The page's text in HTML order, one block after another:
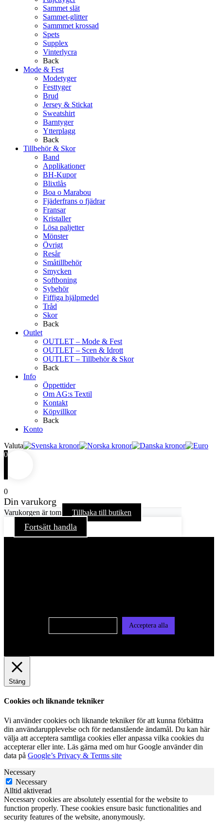
Sammet slät
Sammet-glitter
Sammmet krossad
Spets
Supplex
Vinterlycra
Back
Mode & Fest
Modetyger
Festtyger
Brud
Jersey & Stickat
Sweatshirt
Barntyger
Ytterplagg
Back
Tillbehör & Skor
Band
Applikationer
BH-Kupor
Blixtlås
Boa o Marabou
Fjäderfrans o fjädrar
Fransar
Kristaller
Lösa paljetter
Mönster
Övrigt
Resår
Småtillbehör
Smycken
Softboning
Sybehör
Fiffiga hjälpmedel
Tråd
Skor
Back
Outlet
OUTLET – Mode & Fest
OUTLET – Scen & Idrott
OUTLET – Tillbehör & Skor
Back
Info
Öppettider
Om AG:s Textil
Kontakt
Köpvillkor
Back
Konto
Valuta
0
0
Din varukorg
Varukorgen är tom Tillbaka till butiken
Fortsätt handla
Acceptera alla
Stäng
Cookies och liknande tekniker
Vi använder cookies och liknande tekniker för att kunna förbättra
din användarupplevelse och för nedanstående ändamål. Du kan här
välja att acceptera samtliga cookies eller anpassa vilka cookies du
accepterar eller inte. Läs gärna med om hur Google använder din
data på Google’s Privacy & Terms site
Necessary
Necessary
Alltid aktiverad
Necessary cookies are absolutely essential for the website to
function properly. These cookies ensure basic functionalities and
security features of the website, anonymously.